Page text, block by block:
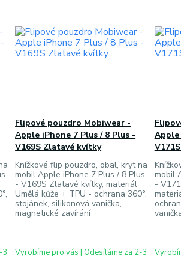
3
Flipové pouzdro Mobiwear -
Apple iPhone 7 Plus / 8 Plus -
V169S Zlatavé kvítky
Knížkové flip pouzdro, obal, kryt na
mobil Apple iPhone 7 Plus / 8 Plus
- V169S Zlatavé kvítky, materiál
Umělá kůže + TPU - ochrana 360°,
stojánek, silikonová vanička,
magnetické zavírání
Vyrobíme pro vás | Odesíláme za 2-3
Apple
mobil
-